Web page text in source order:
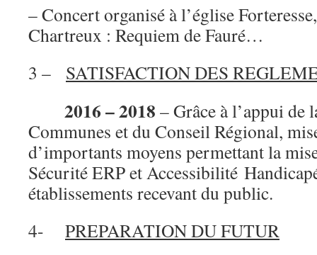
– Concert organisé à l’église
Chartreux : Requiem de Fauré…
3 – SATISFACTION DES
2016 – 2018 – Grâce à l’appui de
Communes et du Conseil Régional,
d’importants moyens permettant la
Sécurité ERP et Accessibilité
établissements recevant du public.
4- PREPARATION DU FUTUR